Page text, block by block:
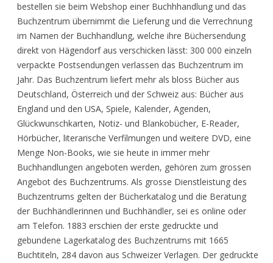
bestellen sie beim Webshop einer Buchhhandlung und das
Buchzentrum übernimmt die Lieferung und die Verrechnung
im Namen der Buchhandlung, welche ihre Büchersendung
direkt von Hägendorf aus verschicken lässt: 300 000 einzeln
verpackte Postsendungen verlassen das Buchzentrum im
Jahr. Das Buchzentrum liefert mehr als bloss Bücher aus
Deutschland, Österreich und der Schweiz aus: Bücher aus
England und den USA, Spiele, Kalender, Agenden,
Glückwunschkarten, Notiz- und Blankobücher, E-Reader,
Hörbücher, literarische Verfilmungen und weitere DVD, eine
Menge Non-Books, wie sie heute in immer mehr
Buchhandlungen angeboten werden, gehören zum grossen
Angebot des Buchzentrums. Als grosse Dienstleistung des
Buchzentrums gelten der Bücherkatalog und die Beratung
der Buchhändlerinnen und Buchhändler, sei es online oder
am Telefon. 1883 erschien der erste gedruckte und
gebundene Lagerkatalog des Buchzentrums mit 1665
Buchtiteln, 284 davon aus Schweizer Verlagen. Der gedruckte